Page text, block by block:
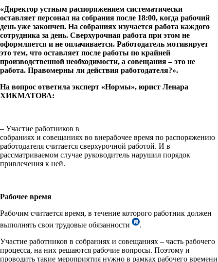
«Директор устным распоряжением систематически
оставляет персонал на собрания после 18:00, когда рабочий
день уже закончен. На собраниях изучается работа каждого
сотрудника за день. Сверхурочная работа при этом не
оформляется и не оплачивается. Работодатель мотивирует
это тем, что оставляет после работы по крайней
производственной необходимости, а совещания – это не
работа. Правомерны ли действия работодателя?».
На вопрос ответила эксперт «Нормы», юрист Ленара
ХИКМАТОВА:
– Участие работников в
собраниях и совещаниях во внерабочее время по распоряжению
работодателя считается сверхурочной работой. И в
рассматриваемом случае руководитель нарушил порядок
привлечения к ней.
Рабочее время
Рабочим считается время, в течение которого работник должен
выполнять свои трудовые обязанности
.
Участие работников в собраниях и совещаниях – часть рабочего
процесса, на них решаются рабочие вопросы. Поэтому и
проводить такие мероприятия нужно в рамках рабочего времени